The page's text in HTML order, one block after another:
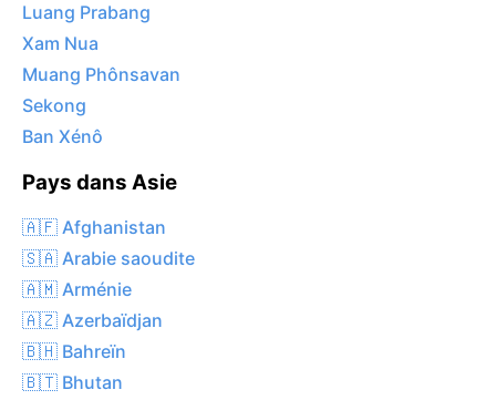
Luang Prabang
Xam Nua
Muang Phônsavan
Sekong
Ban Xénô
Pays dans Asie
🇦🇫 Afghanistan
🇸🇦 Arabie saoudite
🇦🇲 Arménie
🇦🇿 Azerbaïdjan
🇧🇭 Bahreïn
🇧🇹 Bhutan